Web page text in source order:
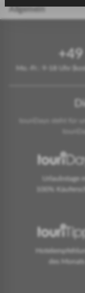
Allgemein
Mo.-Fr.: 9-18 Uhr
touriDays steht für
Urlaubstage
100%
des Monats